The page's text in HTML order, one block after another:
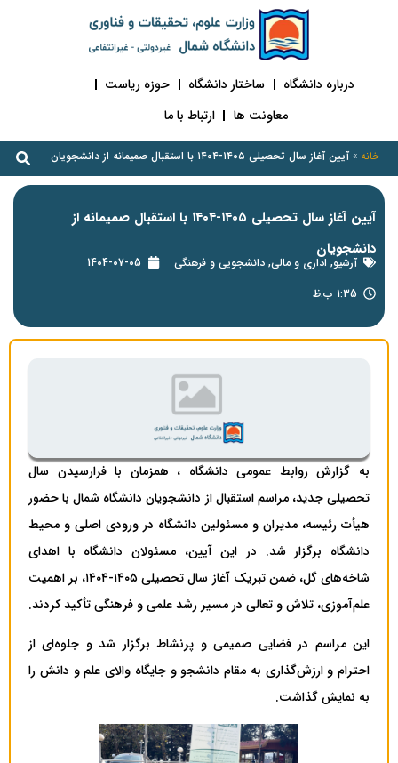
درباره دانشگاه ساختار دانشگاه
حوزه ریاست
معاونت ها
ارتباط با ما
خانه »آیین آغاز سال تحصیلی ۱۴۰۵-۱۴۰۴ با استقبال صمیمانه از دانشجویان
آیین آغاز سال تحصیلی ۱۴۰۵-۱۴۰۴ با استقبال صمیمانه از
دانشجویان
آرشیو, اداری و مالی, دانشجویی و فرهنگی
1404-07-05
1:35 ب.ظ
به گزارش روابط عمومی دانشگاه ، همزمان با فرارسیدن سال
تحصیلی جدید، مراسم استقبال از دانشجویان دانشگاه شمال با حضور
هیأت رئیسه، مدیران و مسئولین دانشگاه در ورودی اصلی و محیط
دانشگاه برگزار شد. در این آیین، مسئولان دانشگاه با اهدای
شاخه‌های گل، ضمن تبریک آغاز سال تحصیلی ۱۴۰۵-۱۴۰۴، بر اهمیت
علم‌آموزی، تلاش و تعالی در مسیر رشد علمی و فرهنگی تأکید کردند.
این مراسم در فضایی صمیمی و پرنشاط برگزار شد و جلوه‌ای از
احترام و ارزش‌گذاری به مقام دانشجو و جایگاه والای علم و دانش را
به نمایش گذاشت.